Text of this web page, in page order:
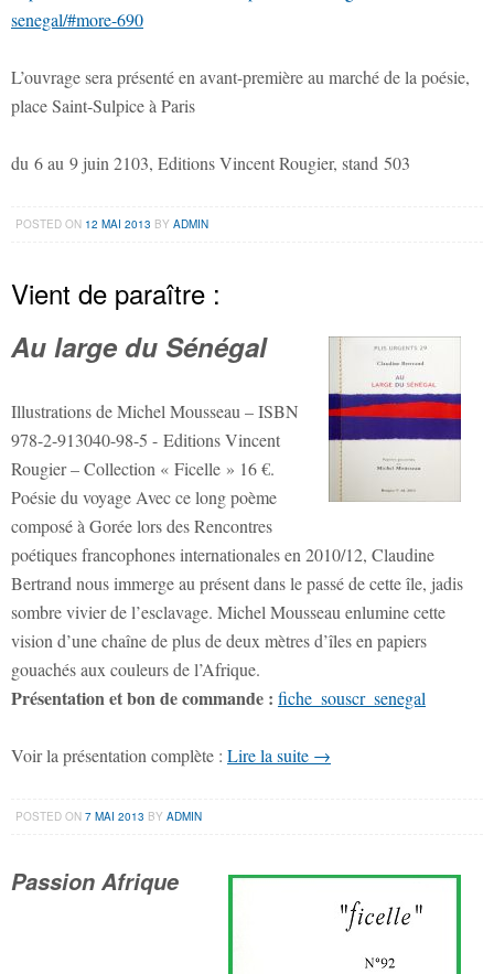
senegal/#more-690
L’ouvrage sera présenté en avant-première au marché de la poésie,
place Saint-Sulpice à Paris
du 6 au 9 juin 2103, Editions Vincent Rougier, stand 503
POSTED ON 12 MAI 2013 BYADMIN
Vient de paraître :
Au large du Sénégal
Illustrations de Michel Mousseau – ISBN
978-2-913040-98-5 - Editions Vincent
Rougier – Collection « Ficelle » 16 €.
Poésie du voyage Avec ce long poème
composé à Gorée lors des Rencontres
poétiques francophones internationales en 2010/12, Claudine
Bertrand nous immerge au présent dans le passé de cette île, jadis
sombre vivier de l’esclavage. Michel Mousseau enlumine cette
vision d’une chaîne de plus de deux mètres d’îles en papiers
gouachés aux couleurs de l’Afrique.
Présentation et bon de commande : fiche_souscr_senegal
Voir la présentation complète : Lire la suite →
POSTED ON7 MAI 2013 BYADMIN
Passion Afrique